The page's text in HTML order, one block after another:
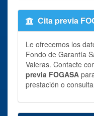
Cita previa
Le ofrecemos los
Fondo de Garantía
Valeras. Contacte
previa FOGASA
prestación o